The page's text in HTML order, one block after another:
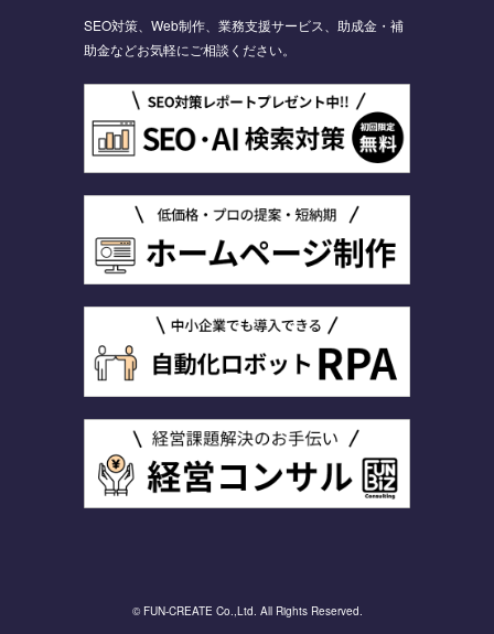
SEO対策、Web制作、業務支援サービス、助成金・補
助金などお気軽にご相談ください。
© FUN-CREATE Co.,Ltd. All Rights Reserved.